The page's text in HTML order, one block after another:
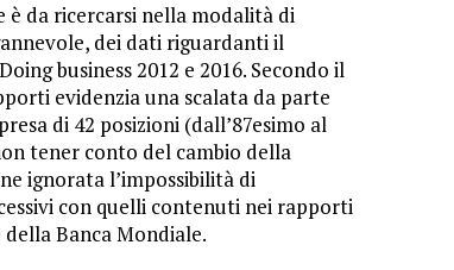
da ricercarsi nella modalità di
dei dati riguardanti il
business 2012 e 2016. Secondo il
evidenzia una scalata da parte
di 42 posizioni (dall’87esimo al
tener conto del cambio della
ignorata l’impossibilità di
con quelli contenuti nei rapporti
Banca Mondiale.